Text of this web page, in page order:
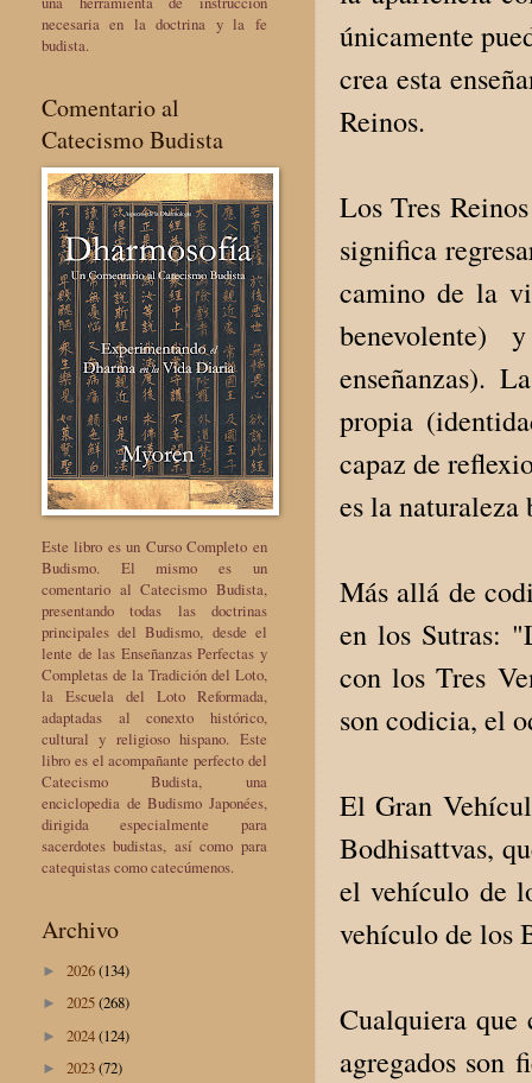
únicamente
crea esta
Reinos.
Los Tres
significa
camino de la
benevolente)
enseñanzas).
propia
capaz de
es la natura­leza
Más allá de
en los Sutras:
con los Tres
son codi­cia, el
El Gran
Bodhisattvas,
el vehículo de
vehículo de los
Cualquiera que
agregados son
necesaria en la doctrina y la fe
budista.
Comentario al
Catecismo Budista
Este libro es un Curso Completo en
Budismo. El mismo es un
comentario al Catecismo Budista,
presentando todas las doctrinas
principales del Budismo, desde el
lente de las Enseñanzas Perfectas y
Completas de la Tradición del Loto,
la Escuela del Loto Reformada,
adaptadas al conexto histórico,
cultural y religioso hispano. Este
libro es el acompañante perfecto del
Catecismo Budista, una
enciclopedia de Budismo Japonées,
dirigida especialmente para
sacerdotes budistas, así como para
catequistas como catecúmenos.
Archivo
► 2026(134)
► 2025(268)
► 2024(124)
► 2023(72)